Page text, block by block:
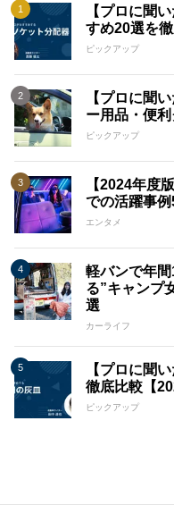
【プロに聞
すめ20選を
ピックアップ
【プロに聞
ー用品・便
ピックアップ
【2024年度
での活躍事例
エンタメ
軽バンで年
る”キャンプ
選
カーライフ
【プロに聞
徹底比較【
ピックアップ